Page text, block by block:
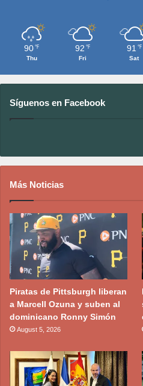
90 ℉
Thu
92 ℉
Fri
91 ℉
Sat
Síguenos en Facebook
Más Noticias
Piratas de Pittsburgh liberan
a Marcell Ozuna y suben al
dominicano Ronny Simón
August 5, 2026